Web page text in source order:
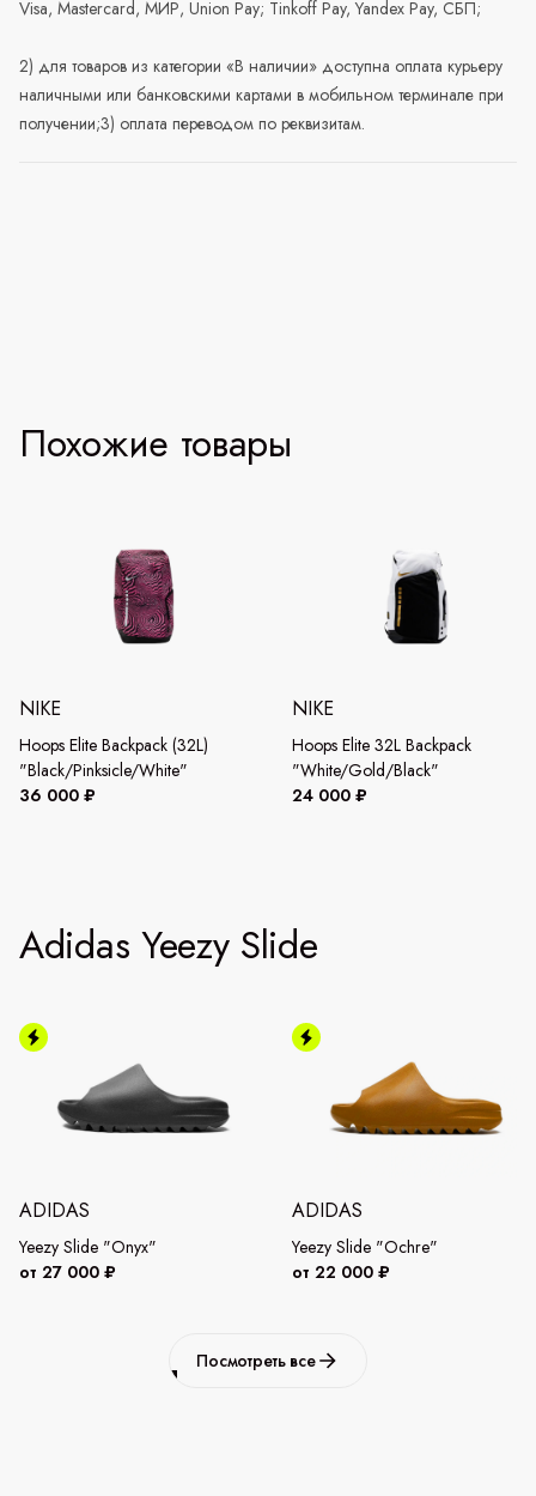
Visa, Mastercard, МИР, Union Pay; Tinkoff Pay, Yandex Pay, СБП;
2) для товаров из категории «В наличии» доступна оплата курьеру
наличными или банковскими картами в мобильном терминале при
получении;3) оплата переводом по реквизитам.
Похожие товары
NIKE
Hoops Elite Backpack (32L)
"Black/Pinksicle/White"
36 000 ₽
NIKE
Hoops Elite 32L Backpack
"White/Gold/Black"
24 000 ₽
Adidas Yeezy Slide
ADIDAS
Yeezy Slide "Onyx"
от 27 000 ₽
ADIDAS
Yeezy Slide "Ochre"
от 22 000 ₽
Посмотреть все